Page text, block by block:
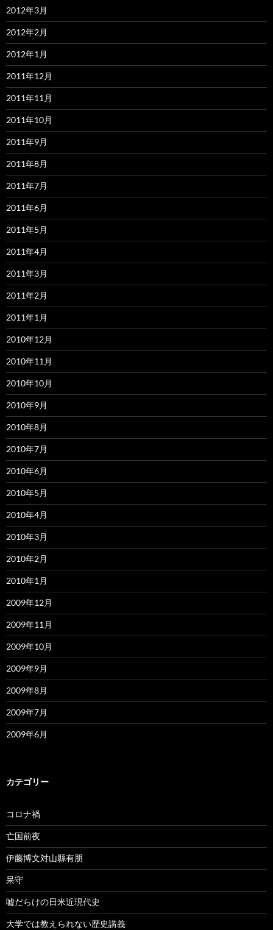
2012年3月
2012年2月
2012年1月
2011年12月
2011年11月
2011年10月
2011年9月
2011年8月
2011年7月
2011年6月
2011年5月
2011年4月
2011年3月
2011年2月
2011年1月
2010年12月
2010年11月
2010年10月
2010年9月
2010年8月
2010年7月
2010年6月
2010年5月
2010年4月
2010年3月
2010年2月
2010年1月
2009年12月
2009年11月
2009年10月
2009年9月
2009年8月
2009年7月
2009年6月
カテゴリー
コロナ禍
亡国前夜
伊藤博文対山縣有朋
呆守
嘘だらけの日米近現代史
大学では教えられない歴史講義